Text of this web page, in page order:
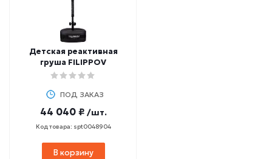
Детская реактивная
груша FILIPPOV
ПОД ЗАКАЗ
44 040 ₽ /шт.
Код товара: spt0048904
В корзину